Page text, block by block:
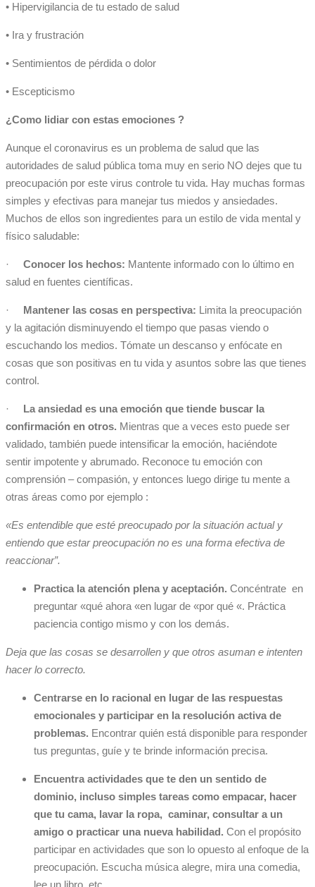
• Hipervigilancia de tu estado de salud
• Ira y frustración
• Sentimientos de pérdida o dolor
• Escepticismo
¿Como lidiar con estas emociones ?
Aunque el coronavirus es un problema de salud que las
autoridades de salud pública toma muy en serio NO dejes que tu
preocupación por este virus controle tu vida. Hay muchas formas
simples y efectivas para manejar tus miedos y ansiedades.
Muchos de ellos son ingredientes para un estilo de vida mental y
físico saludable:
· Conocer los hechos: Mantente informado con lo último en
salud en fuentes científicas.
· Mantener las cosas en perspectiva: Limita la preocupación
y la agitación disminuyendo el tiempo que pasas viendo o
escuchando los medios. Tómate un descanso y enfócate en
cosas que son positivas en tu vida y asuntos sobre las que tienes
control.
· La ansiedad es una emoción que tiende buscar la
confirmación en otros. Mientras que a veces esto puede ser
validado, también puede intensificar la emoción, haciéndote
sentir impotente y abrumado. Reconoce tu emoción con
comprensión – compasión, y entonces luego dirige tu mente a
otras áreas como por ejemplo :
«Es entendible que esté preocupado por la situación actual y
entiendo que estar preocupación no es una forma efectiva de
reaccionar”.
Practica la atención plena y aceptación. Concéntrate en
preguntar «qué ahora «en lugar de «por qué «. Práctica
paciencia contigo mismo y con los demás.
Deja que las cosas se desarrollen y que otros asuman e intenten
hacer lo correcto.
Centrarse en lo racional en lugar de las respuestas
emocionales y participar en la resolución activa de
problemas. Encontrar quién está disponible para responder
tus preguntas, guíe y te brinde información precisa.
Encuentra actividades que te den un sentido de
dominio, incluso simples tareas como empacar, hacer
que tu cama, lavar la ropa, caminar, consultar a un
amigo o practicar una nueva habilidad. Con el propósito
participar en actividades que son lo opuesto al enfoque de la
preocupación. Escucha música alegre, mira una comedia,